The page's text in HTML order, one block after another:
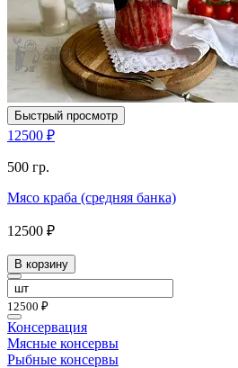
Быстрый просмотр
12500 ₽
500 гр.
Мясо краба (средняя банка)
12500 ₽
В корзину
12500 ₽
Консервация
Мясные консервы
Рыбные консервы